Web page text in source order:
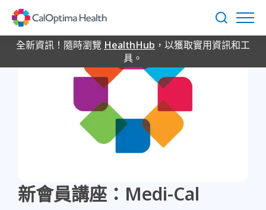
Content
搜
尋
全新資訊！隨時瀏覽 HealthHub ，以獲取實用資訊和工
具。
新會員講座：Medi-Cal